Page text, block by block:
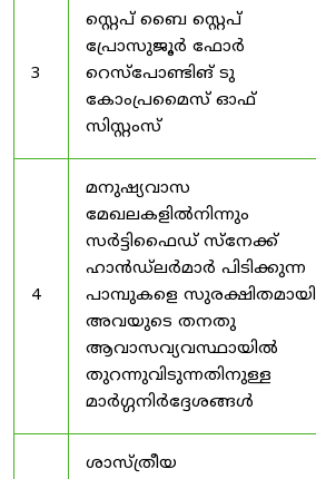
3
സ്റ്റെപ് ബൈ സ്റ്റെപ്
പ്രോസുജൂർ ഫോർ
റെസ്‌പോണ്ടിങ് ടു
കോംപ്രമൈസ് ഓഫ്
സിസ്റ്റംസ്
4
മനുഷ്യവാസ
മേഖലകളിൽനിന്നും
സർട്ടിഫൈഡ് സ്നേക്ക്
ഹാൻഡ്‌ലർമാർ പിടിക്കുന്ന
പാമ്പുകളെ സുരക്ഷിതമായി
അവയുടെ തനതു
ആവാസവ്യവസ്ഥായിൽ
തുറന്നുവിടുന്നതിനുള്ള
മാർഗ്ഗനിർദ്ദേശങ്ങൾ
ശാസ്ത്രീയ